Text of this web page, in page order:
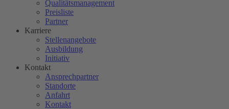
Qualitätsmanagement
Preisliste
Partner
Karriere
Stellenangebote
Ausbildung
Initiativ
Kontakt
Ansprechpartner
Standorte
Anfahrt
Kontakt